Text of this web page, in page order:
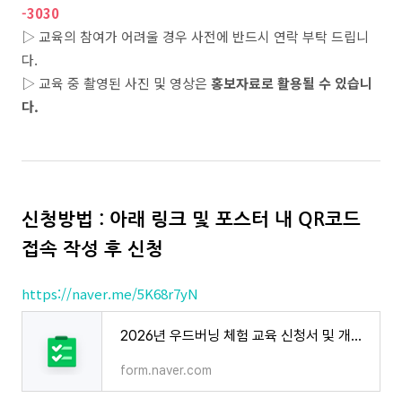
-3030
▷ 교육의 참여가 어려울 경우 사전에 반드시 연락 부탁 드립니
다.
▷ 교육 중 촬영된 사진 및 영상은 홍보자료로 활용될 수 있습니
다.
신청방법 : 아래 링크 및 포스터 내 QR코드
접속 작성 후 신청
https://naver.me/5K68r7yN
2026년 우드버닝 체험 교육 신청서 및 개인정보 수집 동의서
form.naver.com